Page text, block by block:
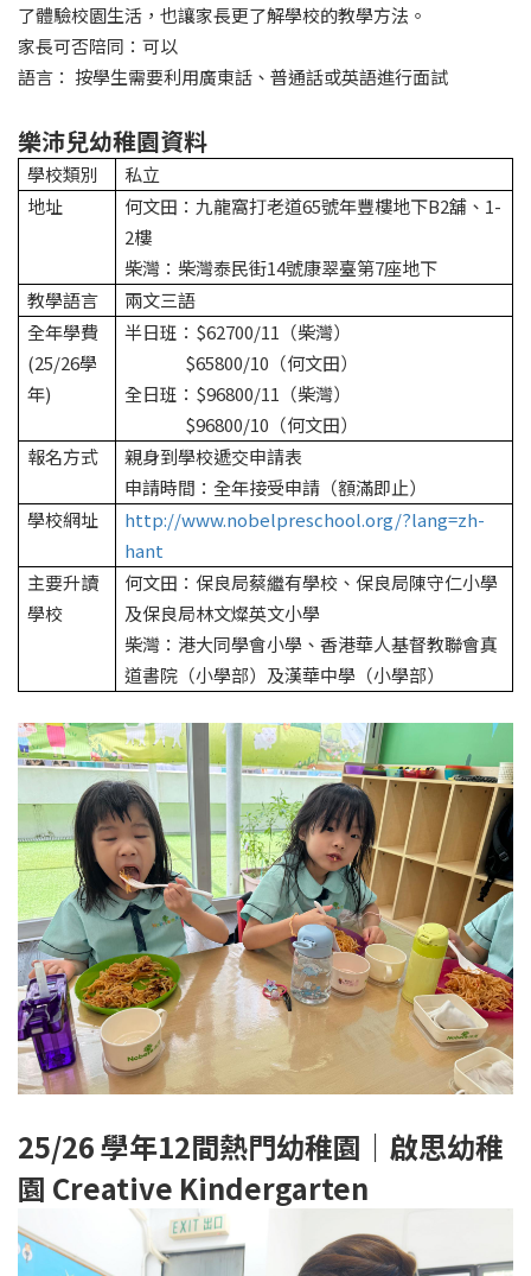
了體驗校園生活，也讓家長更了解學校的教學方法。
家長可否陪同：可以
語言： 按學生需要利用廣東話、普通話或英語進行面試
樂沛兒幼稚園資料
學校類別
私立
地址
何文田：九龍窩打老道65號年豐樓地下B2舖、1-
2樓
柴灣：柴灣泰民街14號康翠臺第7座地下
教學語言
兩文三語
全年學費
(25/26學
年)
半日班：$62700/11（柴灣）
$65800/10（何文田）
全日班：$96800/11（柴灣）
$96800/10（何文田）
報名方式
親身到學校遞交申請表
申請時間：全年接受申請（額滿即止）
學校網址
http://www.nobelpreschool.org/?lang=zh-
hant
主要升讀
學校
何文田：保良局蔡繼有學校、保良局陳守仁小學
及保良局林文燦英文小學
柴灣：港大同學會小學、香港華人基督教聯會真
道書院（小學部）及漢華中學（小學部）
25/26 學年12間熱門幼稚園｜啟思幼稚
園 Creative Kindergarten